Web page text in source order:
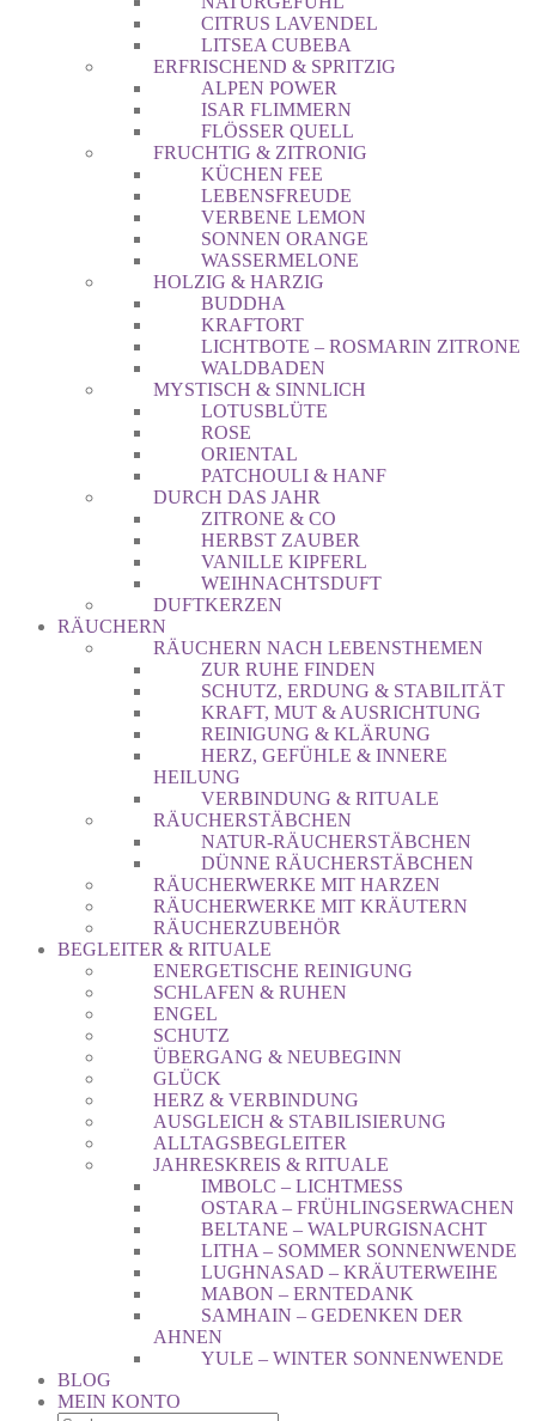
CITRUS LAVENDEL
LITSEA CUBEBA
ERFRISCHEND & SPRITZIG
ALPEN POWER
ISAR FLIMMERN
FLÖSSER QUELL
FRUCHTIG & ZITRONIG
KÜCHEN FEE
LEBENSFREUDE
VERBENE LEMON
SONNEN ORANGE
WASSERMELONE
HOLZIG & HARZIG
BUDDHA
KRAFTORT
LICHTBOTE – ROSMARIN ZITRONE
WALDBADEN
MYSTISCH & SINNLICH
LOTUSBLÜTE
ROSE
ORIENTAL
PATCHOULI & HANF
DURCH DAS JAHR
ZITRONE & CO
HERBST ZAUBER
VANILLE KIPFERL
WEIHNACHTSDUFT
DUFTKERZEN
RÄUCHERN
RÄUCHERN NACH LEBENSTHEMEN
ZUR RUHE FINDEN
SCHUTZ, ERDUNG & STABILITÄT
KRAFT, MUT & AUSRICHTUNG
REINIGUNG & KLÄRUNG
HERZ, GEFÜHLE & INNERE
HEILUNG
VERBINDUNG & RITUALE
RÄUCHERSTÄBCHEN
NATUR-RÄUCHERSTÄBCHEN
DÜNNE RÄUCHERSTÄBCHEN
RÄUCHERWERKE MIT HARZEN
RÄUCHERWERKE MIT KRÄUTERN
RÄUCHERZUBEHÖR
BEGLEITER & RITUALE
ENERGETISCHE REINIGUNG
SCHLAFEN & RUHEN
ENGEL
SCHUTZ
ÜBERGANG & NEUBEGINN
GLÜCK
HERZ & VERBINDUNG
AUSGLEICH & STABILISIERUNG
ALLTAGSBEGLEITER
JAHRESKREIS & RITUALE
IMBOLC – LICHTMESS
OSTARA – FRÜHLINGSERWACHEN
BELTANE – WALPURGISNACHT
LITHA – SOMMER SONNENWENDE
LUGHNASAD – KRÄUTERWEIHE
MABON – ERNTEDANK
SAMHAIN – GEDENKEN DER
AHNEN
YULE – WINTER SONNENWENDE
BLOG
MEIN KONTO